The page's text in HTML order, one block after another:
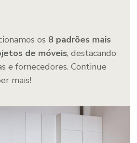
os 8 padrões mais
de móveis, destacando
e fornecedores. Continue
mais!